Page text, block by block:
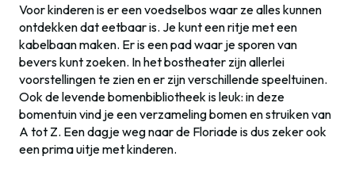
Voor kinderen is er een voedselbos waar ze alles kunnen
ontdekken dat eetbaar is. Je kunt een ritje met een
kabelbaan maken. Er is een pad waar je sporen van
bevers kunt zoeken. In het bostheater zijn allerlei
voorstellingen te zien en er zijn verschillende speeltuinen.
Ook de levende bomenbibliotheek is leuk: in deze
bomentuin vind je een verzameling bomen en struiken van
A tot Z. Een dagje weg naar de Floriade is dus zeker ook
een prima uitje met kinderen.